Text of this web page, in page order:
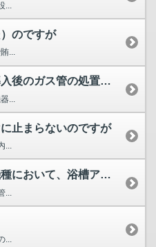
...
のですが
...
ガス給湯機から買い替え導入後のガス管の処置等はどうすればよ...
...
止まらないのですが
...
バブルおそうじ機能搭載機種において、浴槽アダプターがきれい...
...